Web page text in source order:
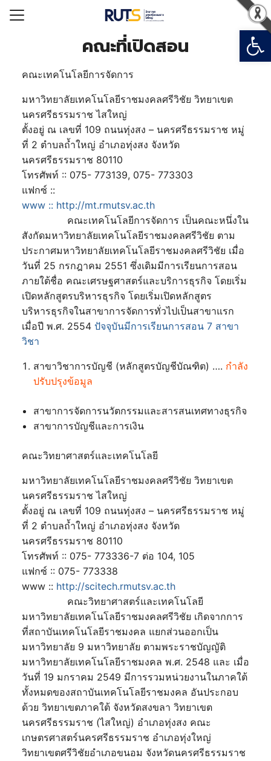
บมหาวิทยาลัยฯ
ารสนเทศ
หาวิทยาลัย
คณะที่เปิดสอน
คณะเทคโนโลยีการจัดการ
มหาวิทยาลัยเทคโนโลยีราชมงคลศรีวิชัย วิทยาเขต
นครศรีธรรมราช ไสใหญ่
ตั้งอยู่ ณ เลขที่ 109 ถนนทุ่งสง – นครศรีธรรมราช หมู่
ที่ 2 ตำบลถ้ำใหญ่ อำเภอทุ่งสง จังหวัด
นครศรีธรรมราช 80110
โทรศัพท์ :: 075- 773139, 075- 773303
แฟกซ์ ::
www :: http://mt.rmutsv.ac.th
คณะเทคโนโลยีการจัดการ เป็นคณะหนึ่งใน
สังกัดมหาวิทยาลัยเทคโนโลยีราชมงคลศรีวิชัย ตาม
ประกาศมหาวิทยาลัยเทคโนโลยีราชมงคลศรีวิชัย เมื่อ
วันที่ 25 กรกฎาคม 2551 ซึ่งเดิมมีการเรียนการสอน
ภายใต้ชื่อ คณะเศรษฐศาสตร์และบริการธุรกิจ โดยเริ่ม
เปิดหลักสูตรบริหารธุรกิจ โดยเริ่มเปิดหลักสูตร
บริหารธุรกิจในสาขาการจัดการทั่วไปเป็นสาขาแรก
เมื่อปี พ.ศ. 2554 ปัจจุบันมีการเรียนการสอน 7 สาขา
วิชา
สาขาวิชาการบัญชี (หลักสูตรบัญชีบัณฑิต) …. กำลัง
ปรับปรุงข้อมูล
สาขาการจัดการนวัตกรรมและสารสนเทศทางธุรกิจ
สาขาการบัญชีและการเงิน
คณะวิทยาศาสตร์และเทคโนโลยี
มหาวิทยาลัยเทคโนโลยีราชมงคลศรีวิชัย วิทยาเขต
นครศรีธรรมราช ไสใหญ่
ตั้งอยู่ ณ เลขที่ 109 ถนนทุ่งสง – นครศรีธรรมราช หมู่
ที่ 2 ตำบลถ้ำใหญ่ อำเภอทุ่งสง จังหวัด
นครศรีธรรมราช 80110
โทรศัพท์ :: 075- 773336-7 ต่อ 104, 105
แฟกซ์ :: 075- 773338
www :: http://scitech.rmutsv.ac.th
คณะวิทยาศาสตร์และเทคโนโลยี
มหาวิทยาลัยเทคโนโลยีราชมงคลศรีวิชัย เกิดจากการ
ที่สถาบันเทคโนโลยีราชมงคล แยกส่วนออกเป็น
มหาวิทยาลัย 9 มหาวิทยาลัย ตามพระราชบัญญัติ
มหาวิทยาลัยเทคโนโลยีราชมงคล พ.ศ. 2548 และ เมื่อ
วันที่ 19 มกราคม 2549 มีการรวมหน่วยงานในภาคใต้
ทั้งหมดของสถาบันเทคโนโลยีราชมงคล อันประกอบ
ด้วย วิทยาเขตภาคใต้ จังหวัดสงขลา วิทยาเขต
นครศรีธรรมราช (ไสใหญ่) อำเภอทุ่งสง คณะ
เกษตรศาสตร์นครศรีธรรมราช อำเภอทุ่งใหญ่
วิทยาเขตศรีวิชัยอำเภอขนอม จังหวัดนครศรีธรรมราช